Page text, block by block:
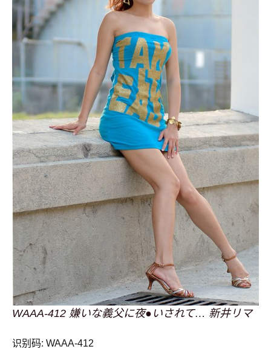
WAAA-412 嫌いな義父に夜●いされて… 新井リマ
识别码: WAAA-412